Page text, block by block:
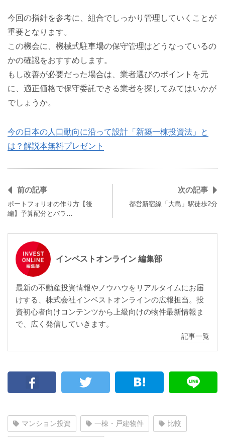
今回の指針を参考に、組合でしっかり管理していくことが
重要となります。
この機会に、機械式駐車場の保守管理はどうなっているの
かの確認をおすすめします。
もし改善が必要だった場合は、業者選びのポイントを元
に、適正価格で保守委託できる業者を探してみてはいかが
でしょうか。
今の日本の人口動向に沿って設計「新築一棟投資法」と
は？解説本無料プレゼント
前の記事
ポートフォリオの作り方【後
編】予算配分とバラ…
次の記事
都営新宿線「大島」駅徒歩2分
インベストオンライン 編集部
最新の不動産投資情報やノウハウをリアルタイムにお届
けする、株式会社インベストオンラインの広報担当。投
資初心者向けコンテンツから上級向けの物件最新情報ま
で、広く発信していきます。
記事一覧
マンション投資 一棟・戸建物件 比較